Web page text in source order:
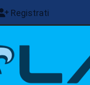
Registrati